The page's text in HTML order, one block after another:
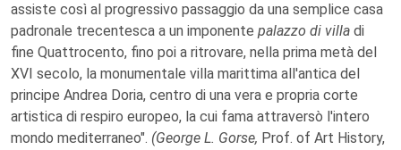
assiste così al progressivo passaggio da una semplice casa
padronale trecentesca a un imponente palazzo di villa di
fine Quattrocento, fino poi a ritrovare, nella prima metà del
XVI secolo, la monumentale villa marittima all'antica del
principe Andrea Doria, centro di una vera e propria corte
artistica di respiro europeo, la cui fama attraversò l'intero
mondo mediterraneo". (George L. Gorse, Prof. of Art History,